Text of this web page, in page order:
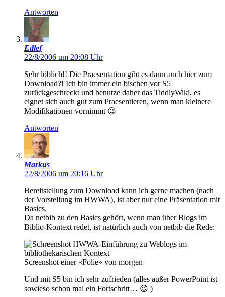
Antworten
Edlef
22/8/2006 um 20:08 Uhr
Sehr löblich!! Die Praesentation gibt es dann auch hier zum
Download?! Ich bin immer ein bischen vor S5
zurückgeschreckt und benutze daher das TiddlyWiki, es
eignet sich auch gut zum Praesentieren, wenn man kleinere
Modifikationen vornimmt 😉
Antworten
Markus
22/8/2006 um 20:16 Uhr
Bereitstellung zum Download kann ich gerne machen (nach
der Vorstellung im HWWA), ist aber nur eine Präsentation mit
Basics.
Da netbib zu den Basics gehört, wenn man über Blogs im
Biblio-Kontext redet, ist natürlich auch von netbib die Rede:
Screenshot einer «Folie» von morgen
Und mit S5 bin ich sehr zufrieden (alles außer PowerPoint ist
sowieso schon mal ein Fortschritt… 😉 )